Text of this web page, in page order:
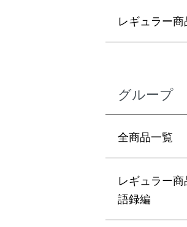
レギュラー商
グループ
全商品一覧
レギュラー
語録編